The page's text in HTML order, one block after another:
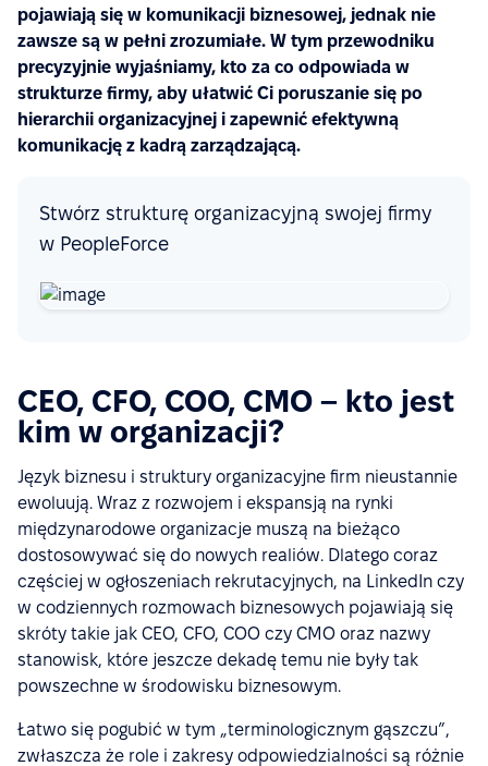
pojawiają się w komunikacji biznesowej, jednak nie
zawsze są w pełni zrozumiałe. W tym przewodniku
precyzyjnie wyjaśniamy, kto za co odpowiada w
strukturze firmy, aby ułatwić Ci poruszanie się po
hierarchii organizacyjnej i zapewnić efektywną
komunikację z kadrą zarządzającą.
Stwórz strukturę organizacyjną swojej firmy
w PeopleForce
CEO, CFO, COO, CMO – kto jest
kim w organizacji?
Język biznesu i struktury organizacyjne firm nieustannie
ewoluują. Wraz z rozwojem i ekspansją na rynki
międzynarodowe organizacje muszą na bieżąco
dostosowywać się do nowych realiów. Dlatego coraz
częściej w ogłoszeniach rekrutacyjnych, na LinkedIn czy
w codziennych rozmowach biznesowych pojawiają się
skróty takie jak CEO, CFO, COO czy CMO oraz nazwy
stanowisk, które jeszcze dekadę temu nie były tak
powszechne w środowisku biznesowym.
Łatwo się pogubić w tym „terminologicznym gąszczu”,
zwłaszcza że role i zakresy odpowiedzialności są różnie